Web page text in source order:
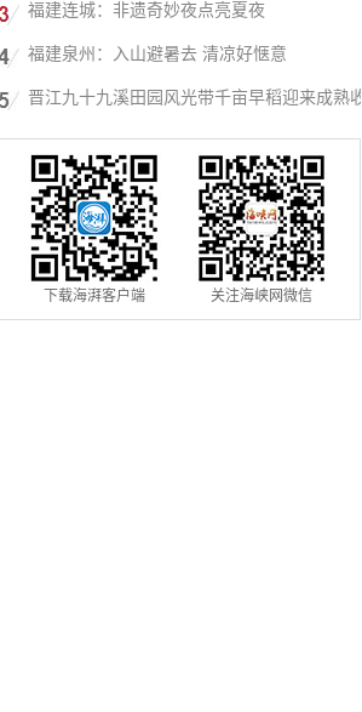
行
福建连城：非遗奇妙夜点亮夏夜
福建泉州：入山避暑去 清凉好惬意
晋江九十九溪田园风光带千亩早稻迎来成熟收
割季
下载海湃客户端 关注海峡网微信